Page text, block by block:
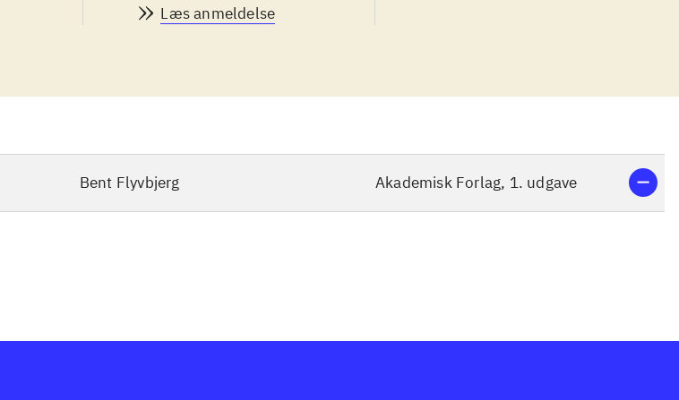
Læs anmeldelse
Bent Flyvbjerg Akademisk Forlag, 1. udgave